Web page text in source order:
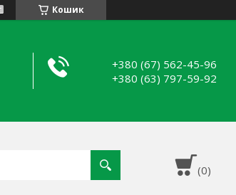
Кошик
+380 (67) 562-45-96
+380 (63) 797-59-92